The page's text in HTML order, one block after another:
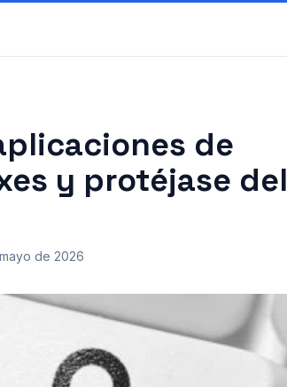
de
y protéjase del
de 2026